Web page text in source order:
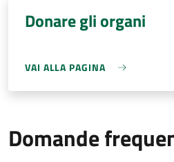
Donare gli organi
VAI ALLA PAGINA
Domande